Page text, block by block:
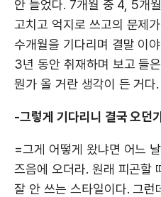
안 들었다. 7개월 중 4, 5개
고치고 억지로 쓰고의 문제
수개월을 기다리며 결말 이
3년 동안 취재하며 보고 들
뭔가 올 거란 생각이 든 거다.
-그렇게 기다리니 결국 오던
=그게 어떻게 왔냐면 어느
즈음에 오더라. 원래 피곤할
잘 안 쓰는 스타일이다. 그런